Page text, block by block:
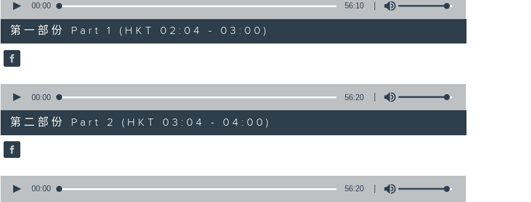
seconds
56
minutes,
10
seconds
90%
00:00 56:10
第一部份 Part 1 (HKT 02:04 - 03:00)
seconds
56
minutes,
20
seconds
90%
00:00 56:20
第二部份 Part 2 (HKT 03:04 - 04:00)
seconds
00:00 56:20